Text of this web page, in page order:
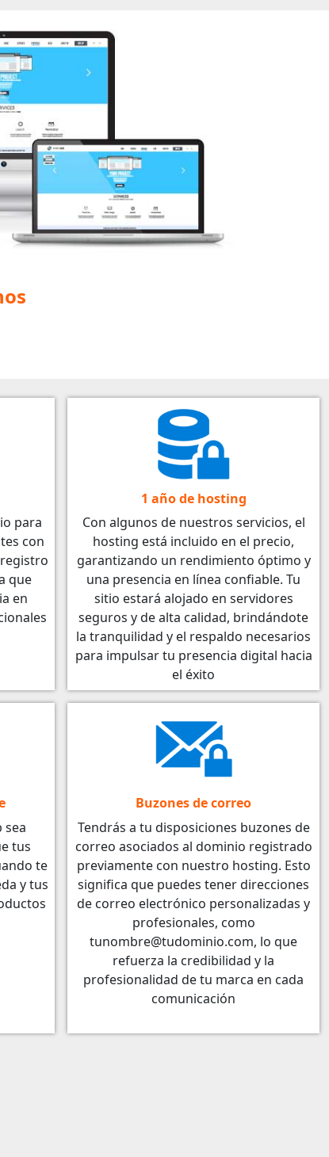
para
con
que
en
1 año de hosting
Con algunos de nuestros servicios, el
hosting está incluido en el precio,
garantizando un rendimiento óptimo y
una presencia en línea confiable. Tu
sitio estará alojado en servidores
seguros y de alta calidad, brindándote
la tranquilidad y el respaldo necesarios
para impulsar tu presencia digital hacia
el éxito
sea
tus
te
y tus
Buzones de correo
Tendrás a tu disposiciones buzones de
correo asociados al dominio registrado
previamente con nuestro hosting. Esto
significa que puedes tener direcciones
de correo electrónico personalizadas y
profesionales, como
tunombre@tudominio.com, lo que
refuerza la credibilidad y la
profesionalidad de tu marca en cada
comunicación